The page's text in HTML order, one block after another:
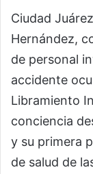
Ciudad
Hernández,
de personal
accidente
Libramiento
conciencia
y su primera
de salud de